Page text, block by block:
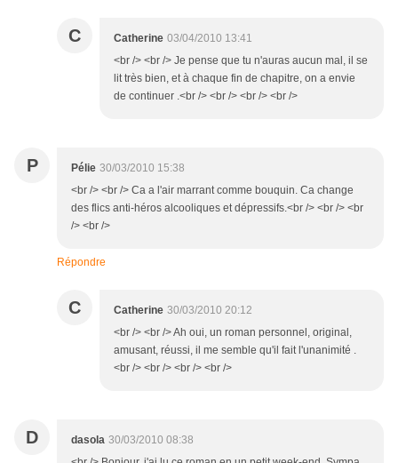
C Catherine 03/04/2010 13:41
<br /> <br /> Je pense que tu n'auras aucun mal, il se
lit très bien, et à chaque fin de chapitre, on a envie
de continuer .<br /> <br /> <br /> <br />
P Pélie 30/03/2010 15:38
<br /> <br /> Ca a l'air marrant comme bouquin. Ca change
des flics anti-héros alcooliques et dépressifs.<br /> <br /> <br
/> <br />
Répondre
C Catherine 30/03/2010 20:12
<br /> <br /> Ah oui, un roman personnel, original,
amusant, réussi, il me semble qu'il fait l'unanimité .
<br /> <br /> <br /> <br />
D dasola 30/03/2010 08:38